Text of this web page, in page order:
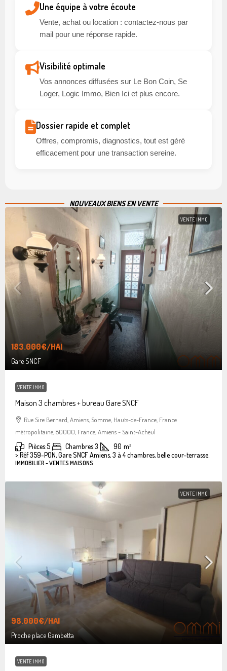
Une équipe à votre écoute
Vente, achat ou location : contactez-nous par
mail pour une réponse rapide.
Visibilité optimale
Vos annonces diffusées sur Le Bon Coin, Se
Loger, Logic Immo, Bien Ici et plus encore.
Dossier rapide et complet
Offres, compromis, diagnostics, tout est géré
efficacement pour une transaction sereine.
NOUVEAUX BIENS EN VENTE
VENTE IMMO
183.000€/HAI
Gare SNCF
VENTE IMMO
Maison 3 chambres + bureau Gare SNCF
Rue Sire Bernard, Amiens, Somme, Hauts-de-France, France
métropolitaine, 80000, France, Amiens - Saint-Acheul
Pièces:5 Chambres:3 90 m²
>:Réf 359-PON, Gare SNCF Amiens, 3 à 4 chambres, belle cour-terrasse.
IMMOBILIER - VENTES MAISONS
VENTE IMMO
98.000€/HAI
Proche place Gambetta
VENTE IMMO